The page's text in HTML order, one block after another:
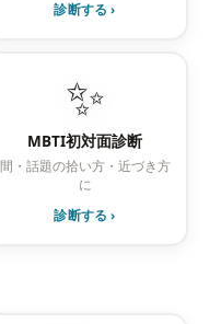
診断する ›
✨
MBTI初対面診断
間・話題の拾い方・近づき方
に
診断する ›